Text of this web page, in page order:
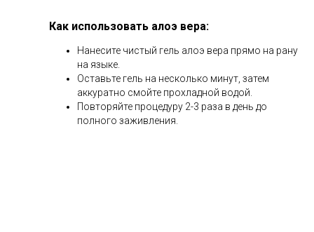
Как использовать алоэ вера:
Нанесите чистый гель алоэ вера прямо на рану
на языке.
Оставьте гель на несколько минут, затем
аккуратно смойте прохладной водой.
Повторяйте процедуру 2-3 раза в день до
полного заживления.